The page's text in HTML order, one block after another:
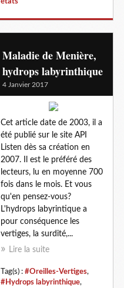
Maladie de Menière,
hydrops labyrinthique
4 Janvier 2017
Cet article date de 2003, il a
été publié sur le site API
Listen dès sa création en
2007. Il est le préféré des
lecteurs, lu en moyenne 700
fois dans le mois. Et vous
qu'en pensez-vous?
L'hydrops labyrintique a
pour conséquence les
vertiges, la surdité,...
Lire la suite
Tag(s) : #Oreilles-Vertiges,
#Hydrops labyrinthique,